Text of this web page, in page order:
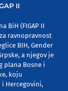
II
BiH (FIGAP II
ravnopravnost
BIH, Gender
a njegov je
plana Bosne i
koju
i Hercegovini,